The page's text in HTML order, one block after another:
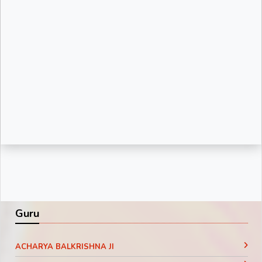
Guru
ACHARYA BALKRISHNA JI